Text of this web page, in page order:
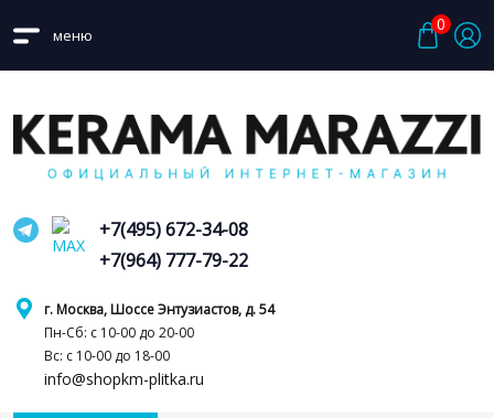
меню
0
г. Москва, Шоссе Энтузиастов, д. 54
Пн-Сб: с 10-00 до 20-00
Вс: с 10-00 до 18-00
info@shopkm-plitka.ru
+7(495) 672-34-08
+7(964) 777-79-22